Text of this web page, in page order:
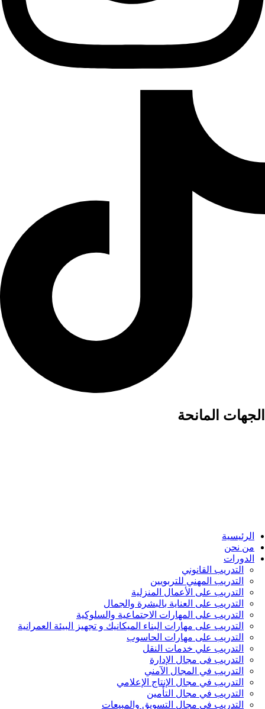
الجهات المانحة
الرئيسية
من نحن
الدورات
التدريب القانوني
التدريب المهني للتربويين
التدريب على الأعمال المنزلية
التدريب على العناية بالبشرة والجمال
التدريب على المهارات الاجتماعية والسلوكية
التدريب على مهارات البناء الميكانيك و تجهيز البيئة العمرانية
التدريب على مهارات الحاسوب
التدريب علي خدمات النقل
التدريب فى مجال الإدارة
التدريب في المجال الآمني
التدريب في مجال الإنتاج الإعلامي
التدريب في مجال التأمين
التدريب في مجال التسويق والمبيعات